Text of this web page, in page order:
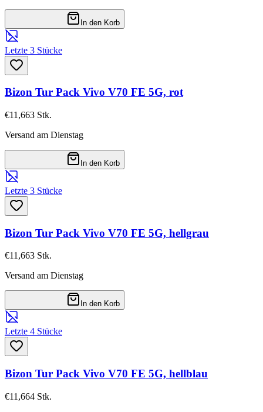
In den Korb
Letzte 3 Stücke
Bizon Tur Pack Vivo V70 FE 5G, rot
€11,663 Stk.
Versand am Dienstag
In den Korb
Letzte 3 Stücke
Bizon Tur Pack Vivo V70 FE 5G, hellgrau
€11,663 Stk.
Versand am Dienstag
In den Korb
Letzte 4 Stücke
Bizon Tur Pack Vivo V70 FE 5G, hellblau
€11,664 Stk.